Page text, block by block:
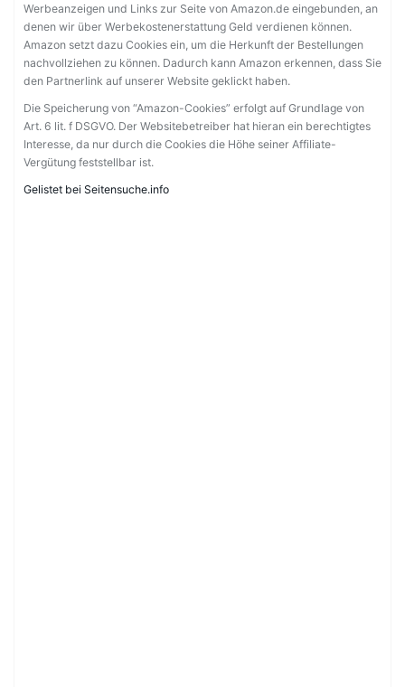
Werbeanzeigen und Links zur Seite von Amazon.de eingebunden, an
denen wir über Werbekostenerstattung Geld verdienen können.
Amazon setzt dazu Cookies ein, um die Herkunft der Bestellungen
nachvollziehen zu können. Dadurch kann Amazon erkennen, dass Sie
den Partnerlink auf unserer Website geklickt haben.
Die Speicherung von “Amazon-Cookies” erfolgt auf Grundlage von
Art. 6 lit. f DSGVO. Der Websitebetreiber hat hieran ein berechtigtes
Interesse, da nur durch die Cookies die Höhe seiner Affiliate-
Vergütung feststellbar ist.
Gelistet bei Seitensuche.info